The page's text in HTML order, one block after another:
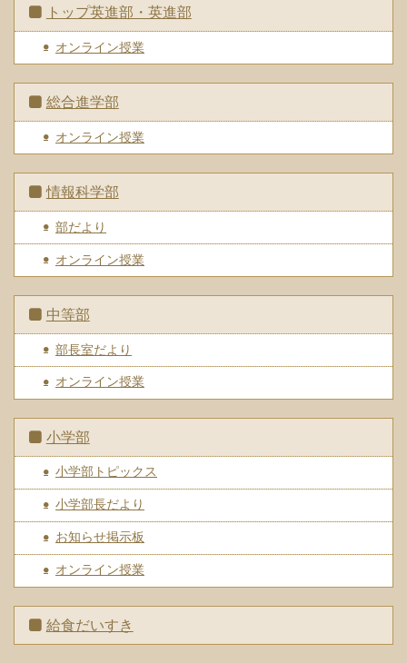
トップ英進部・英進部
オンライン授業
総合進学部
オンライン授業
情報科学部
部だより
オンライン授業
中等部
部長室だより
オンライン授業
小学部
小学部トピックス
小学部長だより
お知らせ掲示板
オンライン授業
給食だいすき